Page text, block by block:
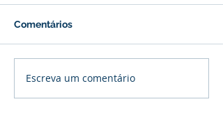
Comentários
Escreva um comentário